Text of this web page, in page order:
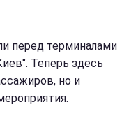
перед терминалами
Теперь здесь
но и